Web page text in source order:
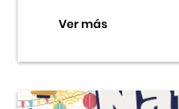
Ver más